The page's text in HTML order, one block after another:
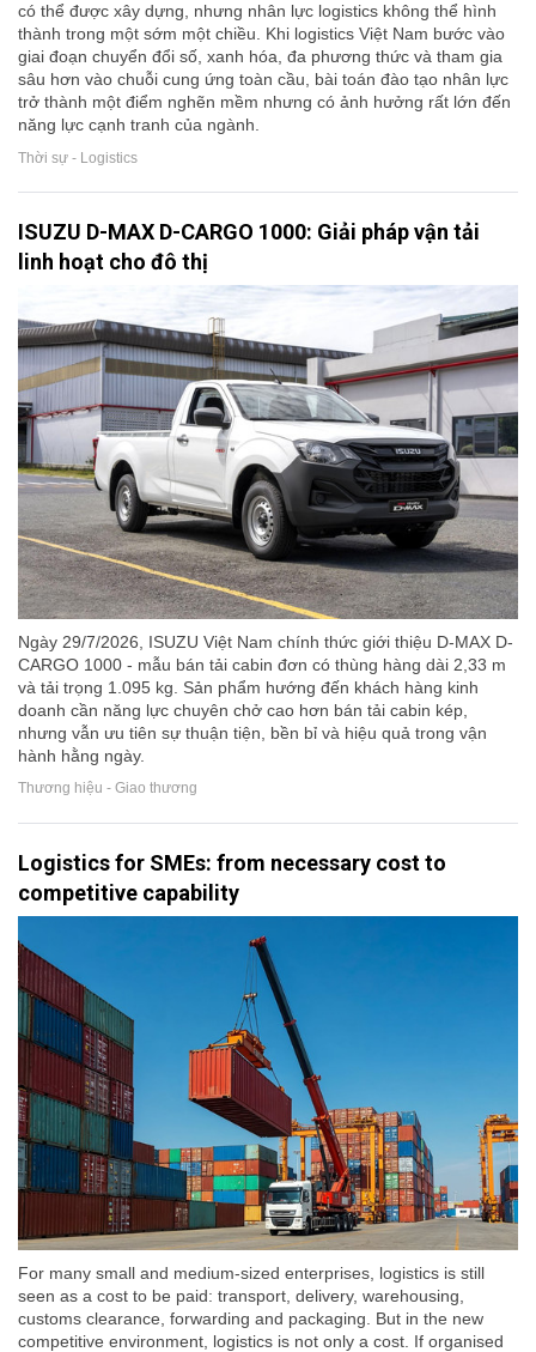
có thể được xây dựng, nhưng nhân lực logistics không thể hình
thành trong một sớm một chiều. Khi logistics Việt Nam bước vào
giai đoạn chuyển đổi số, xanh hóa, đa phương thức và tham gia
sâu hơn vào chuỗi cung ứng toàn cầu, bài toán đào tạo nhân lực
trở thành một điểm nghẽn mềm nhưng có ảnh hưởng rất lớn đến
năng lực cạnh tranh của ngành.
Thời sự - Logistics
ISUZU D-MAX D-CARGO 1000: Giải pháp vận tải
linh hoạt cho đô thị
Ngày 29/7/2026, ISUZU Việt Nam chính thức giới thiệu D-MAX D-
CARGO 1000 - mẫu bán tải cabin đơn có thùng hàng dài 2,33 m
và tải trọng 1.095 kg. Sản phẩm hướng đến khách hàng kinh
doanh cần năng lực chuyên chở cao hơn bán tải cabin kép,
nhưng vẫn ưu tiên sự thuận tiện, bền bỉ và hiệu quả trong vận
hành hằng ngày.
Thương hiệu - Giao thương
Logistics for SMEs: from necessary cost to
competitive capability
For many small and medium-sized enterprises, logistics is still
seen as a cost to be paid: transport, delivery, warehousing,
customs clearance, forwarding and packaging. But in the new
competitive environment, logistics is not only a cost. If organised